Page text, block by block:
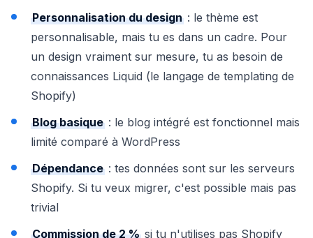
Personnalisation du design : le thème est
personnalisable, mais tu es dans un cadre. Pour
un design vraiment sur mesure, tu as besoin de
connaissances Liquid (le langage de templating de
Shopify)
Blog basique : le blog intégré est fonctionnel mais
limité comparé à WordPress
Dépendance : tes données sont sur les serveurs
Shopify. Si tu veux migrer, c'est possible mais pas
trivial
Commission de 2 % si tu n'utilises pas Shopify